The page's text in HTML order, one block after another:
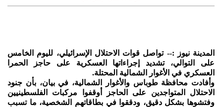
المدينة نيوز :-- تواصل قوات الاحتلال الإسرائيلي، لليوم الخامس
على التوالي، تشديد إجراءاتها العسكرية على حاجز الحمرا
العسكري في الأغوار الشمالية المحتلة.
وأفادت محافظة طوباس والأغوار الشمالية، في بيان، بأن جنود
الاحتلال المتواجدين على الحاجز أوقفوا مركبات الفلسطينيين
وفتشوها بشكل دقيق، ودققوا في بطاقاتهم الشخصية، ما تسبب